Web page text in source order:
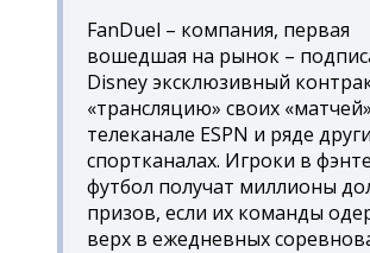
FanDuel – компания, первая
вошедшая на рынок –
Disney эксклюзивный
«трансляцию» своих
телеканале ESPN и ряде
спортканалах. Игроки в
футбол получат миллионы
призов, если их команды
верх в ежедневных